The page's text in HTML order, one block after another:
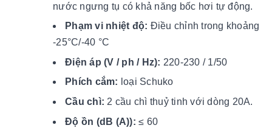
nước ngưng tụ có khả năng bốc hơi tự động.
Phạm vi nhiệt độ: Điều chỉnh trong khoảng
-25°C/-40 °C
Điện áp (V / ph / Hz): 220-230 / 1/50
Phích cắm: loại Schuko
Cầu chì: 2 cầu chì thuỷ tinh với dòng 20A.
Độ ồn (dB (A)): ≤ 60